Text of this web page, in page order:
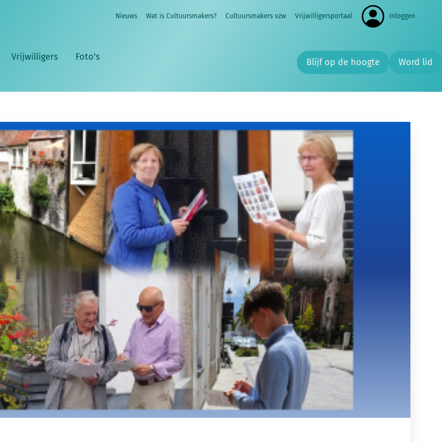
Vrijwilligers Foto's Blijf op de hoogte Word lid
Nieuws Wat is Cultuursmakers? Cultuursmakers vzw Vrijwilligersportaal Inloggen